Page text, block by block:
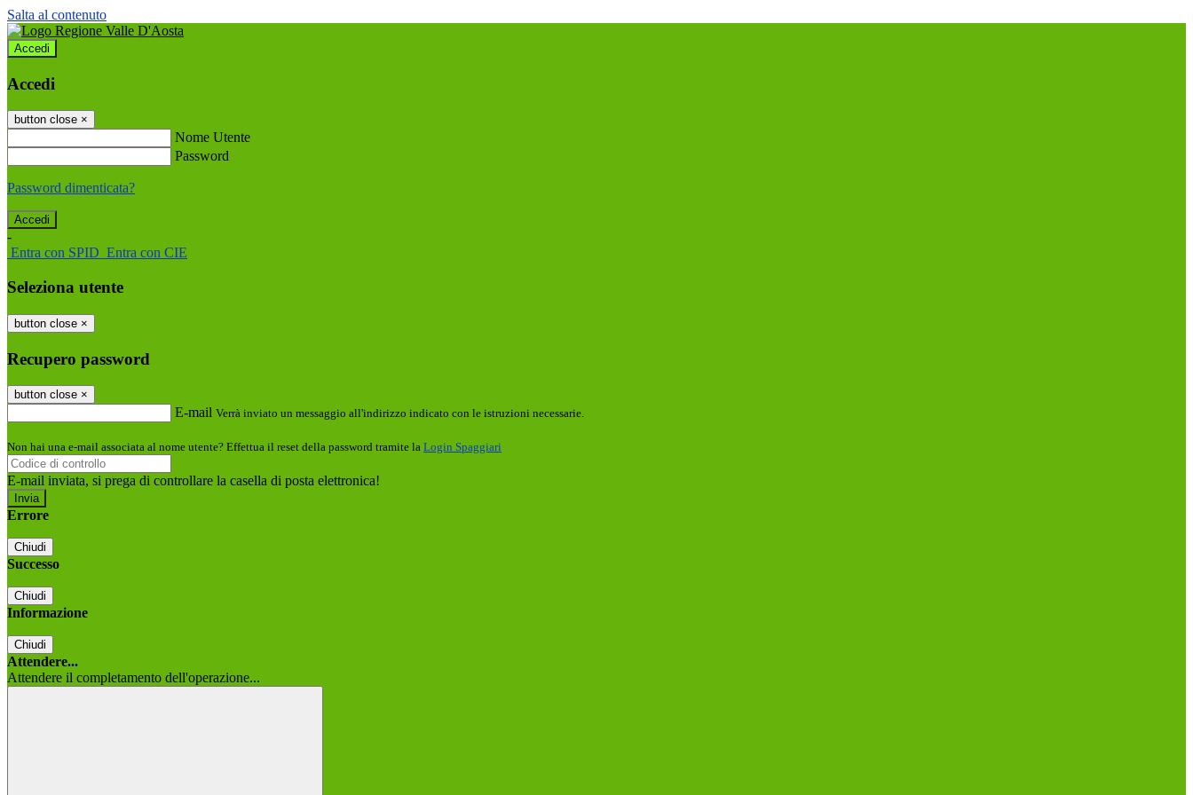
Salta al contenuto
Accedi
Accedi
button close ×
Nome Utente
Password
Password dimenticata?
-
Entra con SPID Entra con CIE
Seleziona utente
button close ×
Recupero password
button close ×
E-mail Verrà inviato un messaggio all'indirizzo indicato con le istruzioni necessarie.
Non hai una e-mail associata al nome utente? Effettua il reset della password tramite la Login Spaggiari
E-mail inviata, si prega di controllare la casella di posta elettronica!
Errore
Chiudi
Successo
Chiudi
Informazione
Chiudi
Attendere...
Attendere il completamento dell'operazione...